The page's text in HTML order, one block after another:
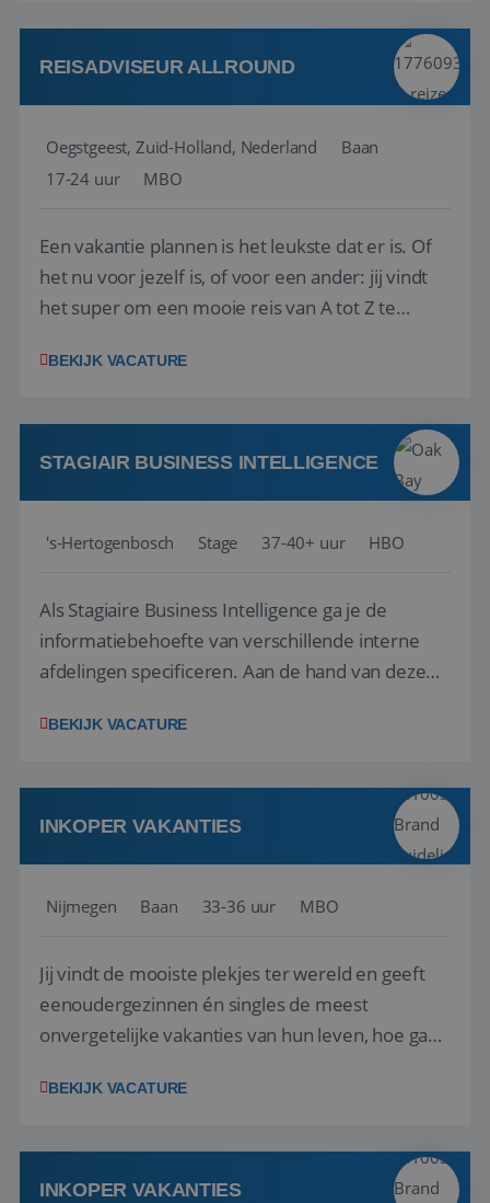
Attractive remuneration, discre...
REISADVISEUR ALLROUND
Oegstgeest, Zuid-Holland, Nederland
Baan
17-24 uur
MBO
Een vakantie plannen is het leukste dat er is. Of
het nu voor jezelf is, of voor een ander: jij vindt
het super om een mooie reis van A tot Z te
vakantiegangers de meest prachtige plekjes op
werken: of het nu gaat om vragen ...
BEKIJK VACATURE
STAGIAIR BUSINESS INTELLIGENCE
's-Hertogenbosch Stage 37-40+ uur HBO
Als Stagiaire Business Intelligence ga je de
informatiebehoefte van verschillende interne
afdelingen specificeren. Aan de hand van deze
adviezen, rapportages en dashboards
producten ontwikkel je door middel van de data
uit ons datawa...
BEKIJK VACATURE
INKOPER VAKANTIES
Nijmegen Baan 33-36 uur MBO
Jij vindt de mooiste plekjes ter wereld en geeft
eenoudergezinnen én singles de meest
onvergetelijke vakanties van hun leven, hoe gaaf
net zo goed thuis is in een onderhandeling als op
in Europa? Dan is dit jouw kans. A...
BEKIJK VACATURE
INKOPER VAKANTIES